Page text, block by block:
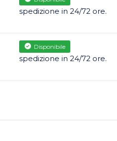
spedizione in 24/72 ore.
Disponibile
spedizione in 24/72 ore.